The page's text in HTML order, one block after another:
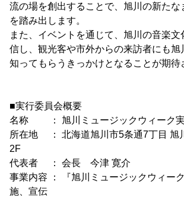
流の場を創出することで、旭川の新たな
を踏み出します。
また、イベントを通じて、旭川の音楽文
信し、観光客や市外からの来訪者にも旭
知ってもらうきっかけとなることが期待
■実行委員会概要
名称 ： 旭川ミュージックウィーク実
所在地 ： 北海道旭川市5条通7丁目 旭
2F
代表者 ： 会長 今津 寛介
事業内容 ： 『旭川ミュージックウィー
施、宣伝